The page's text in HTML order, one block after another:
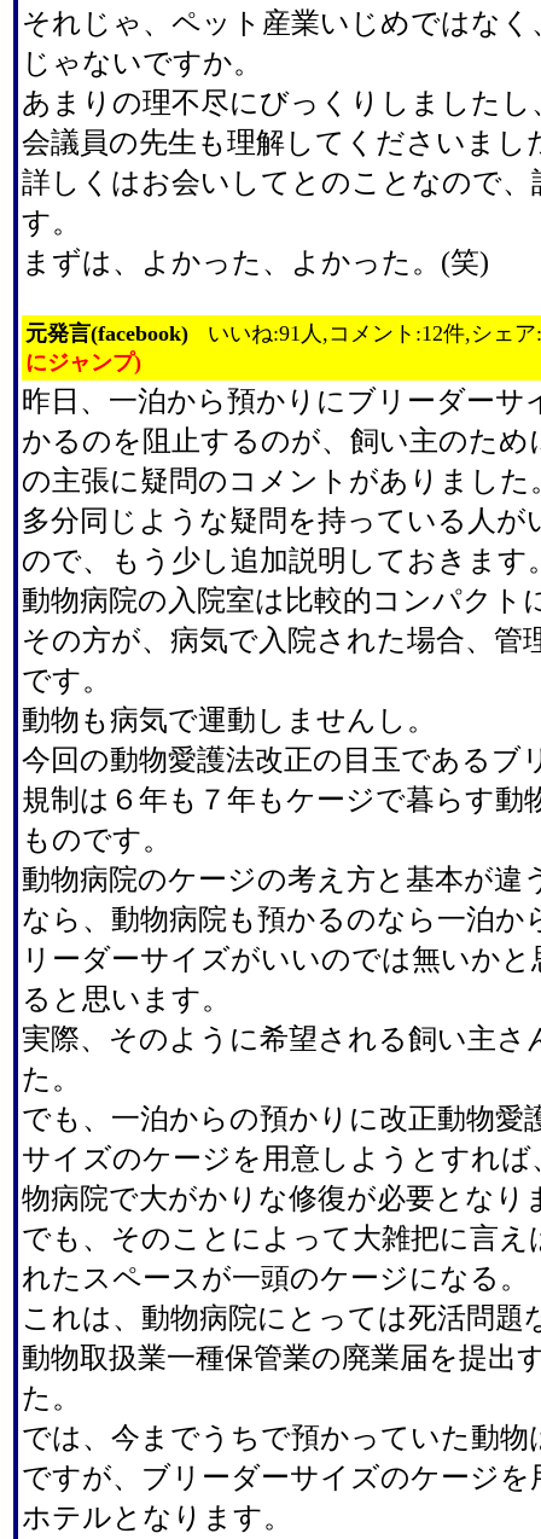
それじゃ、ペット産業いじめではな
じゃないですか。
あまりの理不尽にびっくりしましたし
会議員の先生も理解してくださいまし
詳しくはお会いしてとのことなので
す。
まずは、よかった、よかった。(笑)
元発言(facebook)
いいね:91人,コメント:12件,シェア
にジャンプ)
昨日、一泊から預かりにブリーダーサ
かるのを阻止するのが、飼い主のため
の主張に疑問のコメントがありました
多分同じような疑問を持っている人が
ので、もう少し追加説明しておきます
動物病院の入院室は比較的コンパクト
その方が、病気で入院された場合、管
です。
動物も病気で運動しませんし。
今回の動物愛護法改正の目玉であるブ
規制は６年も７年もケージで暮らす動
ものです。
動物病院のケージの考え方と基本が違
なら、動物病院も預かるのなら一泊か
リーダーサイズがいいのでは無いか
ると思います。
実際、そのように希望される飼い主さ
た。
でも、一泊からの預かりに改正動物愛
サイズのケージを用意しようとすれ
物病院で大がかりな修復が必要となり
でも、そのことによって大雑把に言え
れたスペースが一頭のケージになる。
これは、動物病院にとっては死活問題
動物取扱業一種保管業の廃業届を提出
た。
では、今までうちで預かっていた動物
ですが、ブリーダーサイズのケージを
ホテルとなります。